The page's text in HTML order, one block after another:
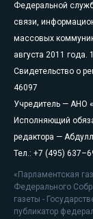
Федеральной
связи,
массовых
августа 2011 года.
Свидетельство о
46097
Учредитель — АНО
Исполняющий
редактора —
Тел.: +7 (495)
«Парламентская
Федерального
газеты -
публикатор